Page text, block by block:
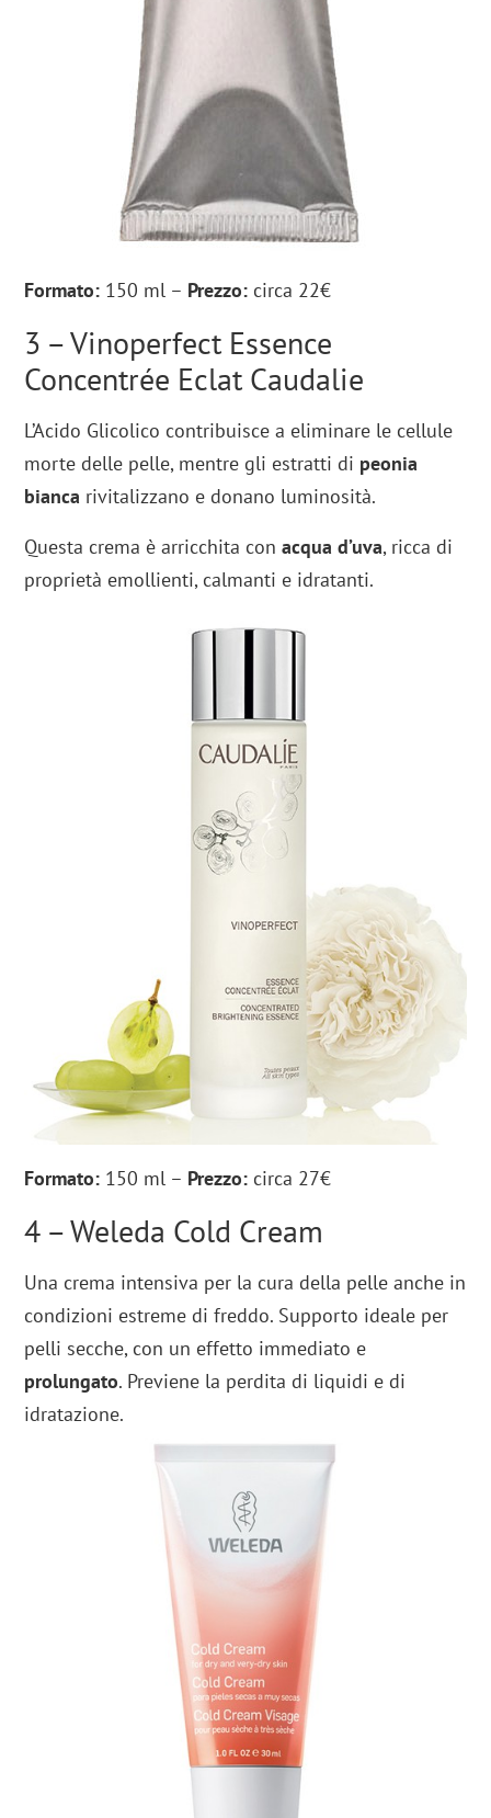
Formato: 150 ml – Prezzo: circa 22€
3 – Vinoperfect Essence
Concentrée Eclat Caudalie
L’Acido Glicolico contribuisce a eliminare le cellule
morte delle pelle, mentre gli estratti di peonia
bianca rivitalizzano e donano luminosità.
Questa crema è arricchita conacqua d’uva, ricca di
proprietà emollienti, calmanti e idratanti.
Formato: 150 ml – Prezzo: circa 27€
4 – Weleda Cold Cream
Una crema intensiva per la cura della pelle anche in
condizioni estreme di freddo. Supporto ideale per
pelli secche, con un effetto immediato e
prolungato. Previene la perdita di liquidi e di
idratazione.